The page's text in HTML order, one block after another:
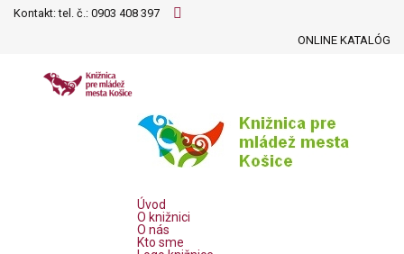
Kontakt: tel. č.: 0903 408 397
ONLINE KATALÓG
Úvod
O knižnici
O nás
Kto sme